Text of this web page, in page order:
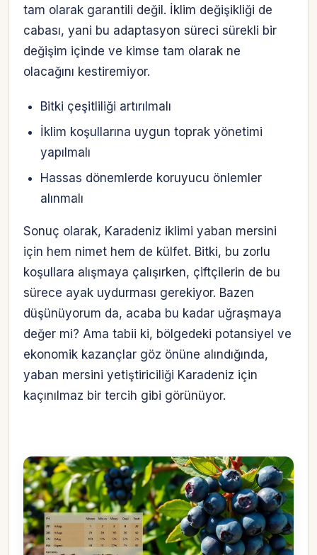
tam olarak garantili değil. İklim değişikliği de
cabası, yani bu adaptasyon süreci sürekli bir
değişim içinde ve kimse tam olarak ne
olacağını kestiremiyor.
Bitki çeşitliliği artırılmalı
İklim koşullarına uygun toprak yönetimi
yapılmalı
Hassas dönemlerde koruyucu önlemler
alınmalı
Sonuç olarak, Karadeniz iklimi yaban mersini
için hem nimet hem de külfet. Bitki, bu zorlu
koşullara alışmaya çalışırken, çiftçilerin de bu
sürece ayak uydurması gerekiyor. Bazen
düşünüyorum da, acaba bu kadar uğraşmaya
değer mi? Ama tabii ki, bölgedeki potansiyel ve
ekonomik kazançlar göz önüne alındığında,
yaban mersini yetiştiriciliği Karadeniz için
kaçınılmaz bir tercih gibi görünüyor.